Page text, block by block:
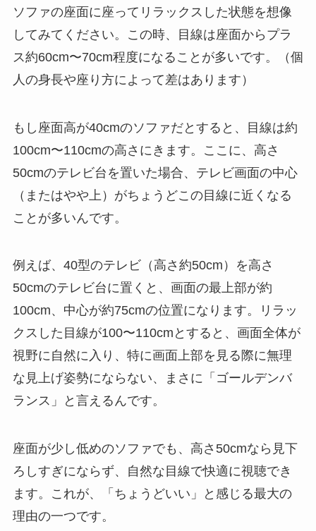
ソファの座面に座ってリラックスした状態を想像
してみてください。この時、目線は座面からプラ
ス約60cm〜70cm程度になることが多いです。（個
人の身長や座り方によって差はあります）
もし座面高が40cmのソファだとすると、目線は約
100cm〜110cmの高さにきます。ここに、高さ
50cmのテレビ台を置いた場合、テレビ画面の中心
（またはやや上）がちょうどこの目線に近くなる
ことが多いんです。
例えば、40型のテレビ（高さ約50cm）を高さ
50cmのテレビ台に置くと、画面の最上部が約
100cm、中心が約75cmの位置になります。リラッ
クスした目線が100〜110cmとすると、画面全体が
視野に自然に入り、特に画面上部を見る際に無理
な見上げ姿勢にならない、まさに「ゴールデンバ
ランス」と言えるんです。
座面が少し低めのソファでも、高さ50cmなら見下
ろしすぎにならず、自然な目線で快適に視聴でき
ます。これが、「ちょうどいい」と感じる最大の
理由の一つです。